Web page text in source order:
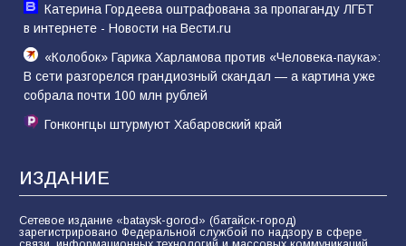
Катерина Гордеева оштрафована за пропаганду ЛГБТ
в интернете - Новости на Вести.ru
«Колобок» Гарика Харламова против «Человека-паука»:
В сети разгорелся грандиозный скандал — а картина уже
собрала почти 100 млн рублей
Гонконгцы штурмуют Хабаровский край
ИЗДАНИЕ
Сетевое издание «bataysk-gorod» (батайск-город)
зарегистрировано Федеральной службой по надзору в сфере